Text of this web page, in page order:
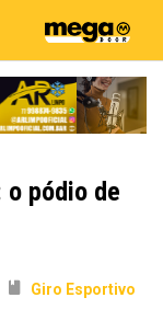
o pódio de
Giro Esportivo